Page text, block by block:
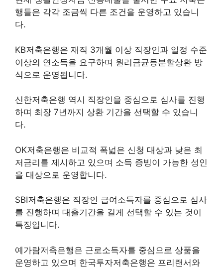
행들은 각각 조금씩 다른 조건을 운영하고 있습니
다.
KB저축은행은 재직 3개월 이상 직장인과 일정 수준
이상의 연소득을 요구하며 원리금균등분할상환 방
식으로 운영됩니다.
신한저축은행 역시 직장인을 중심으로 심사를 진행
하며 최장 7년까지 상환 기간을 선택할 수 있습니
다.
OK저축은행은 비교적 폭넓은 신청 대상과 낮은 최
저금리를 제시하고 있으며 소득 증빙이 가능한 성인
을 대상으로 운영합니다.
SBI저축은행은 직장인 급여소득자를 중심으로 심사
를 진행하며 대출기간을 길게 선택할 수 있는 것이
특징입니다.
예가람저축은행은 근로소득자를 중심으로 상품을
운영하고 있으며 한국투자저축은행은 프리랜서와